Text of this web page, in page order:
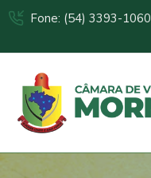
Fone: (54) 3393-1060